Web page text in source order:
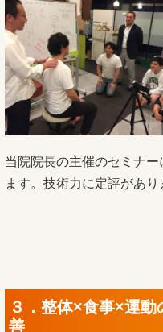
当院院長の主催のセミナ
ます。技術力に定評があり
３．整体×食事×運
善